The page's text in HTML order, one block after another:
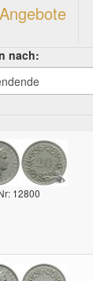
nach:
12800